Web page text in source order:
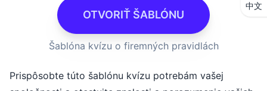
中文
OTVORIŤ ŠABLÓNU
Šablóna kvízu o firemných pravidlách
Prispôsobte túto šablónu kvízu potrebám vašej